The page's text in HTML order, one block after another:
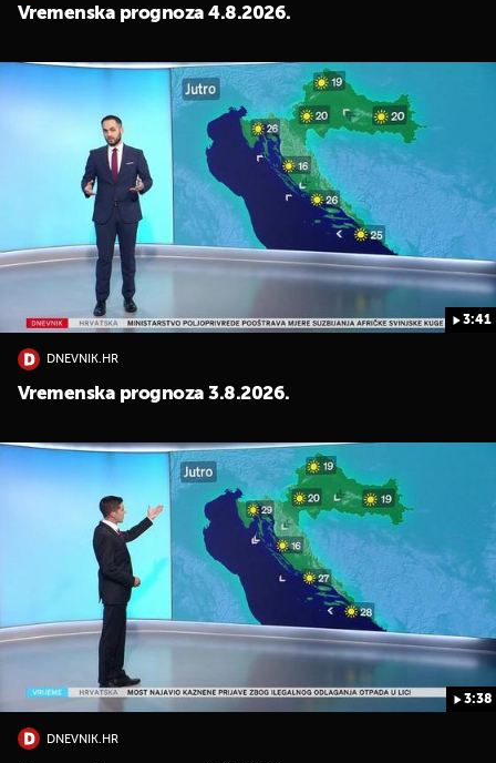
Vremenska prognoza 4.8.2026.
3:41
DNEVNIK.HR
Vremenska prognoza 3.8.2026.
3:38
DNEVNIK.HR